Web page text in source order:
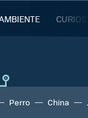
Perro China